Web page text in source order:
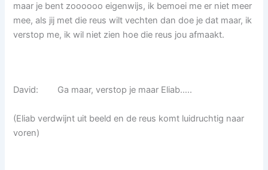
maar je bent zoooooo eigenwijs, ik bemoei me er niet meer
mee, als jij met die reus wilt vechten dan doe je dat maar, ik
verstop me, ik wil niet zien hoe die reus jou afmaakt.
David: Ga maar, verstop je maar Eliab…..
(Eliab verdwijnt uit beeld en de reus komt luidruchtig naar
voren)